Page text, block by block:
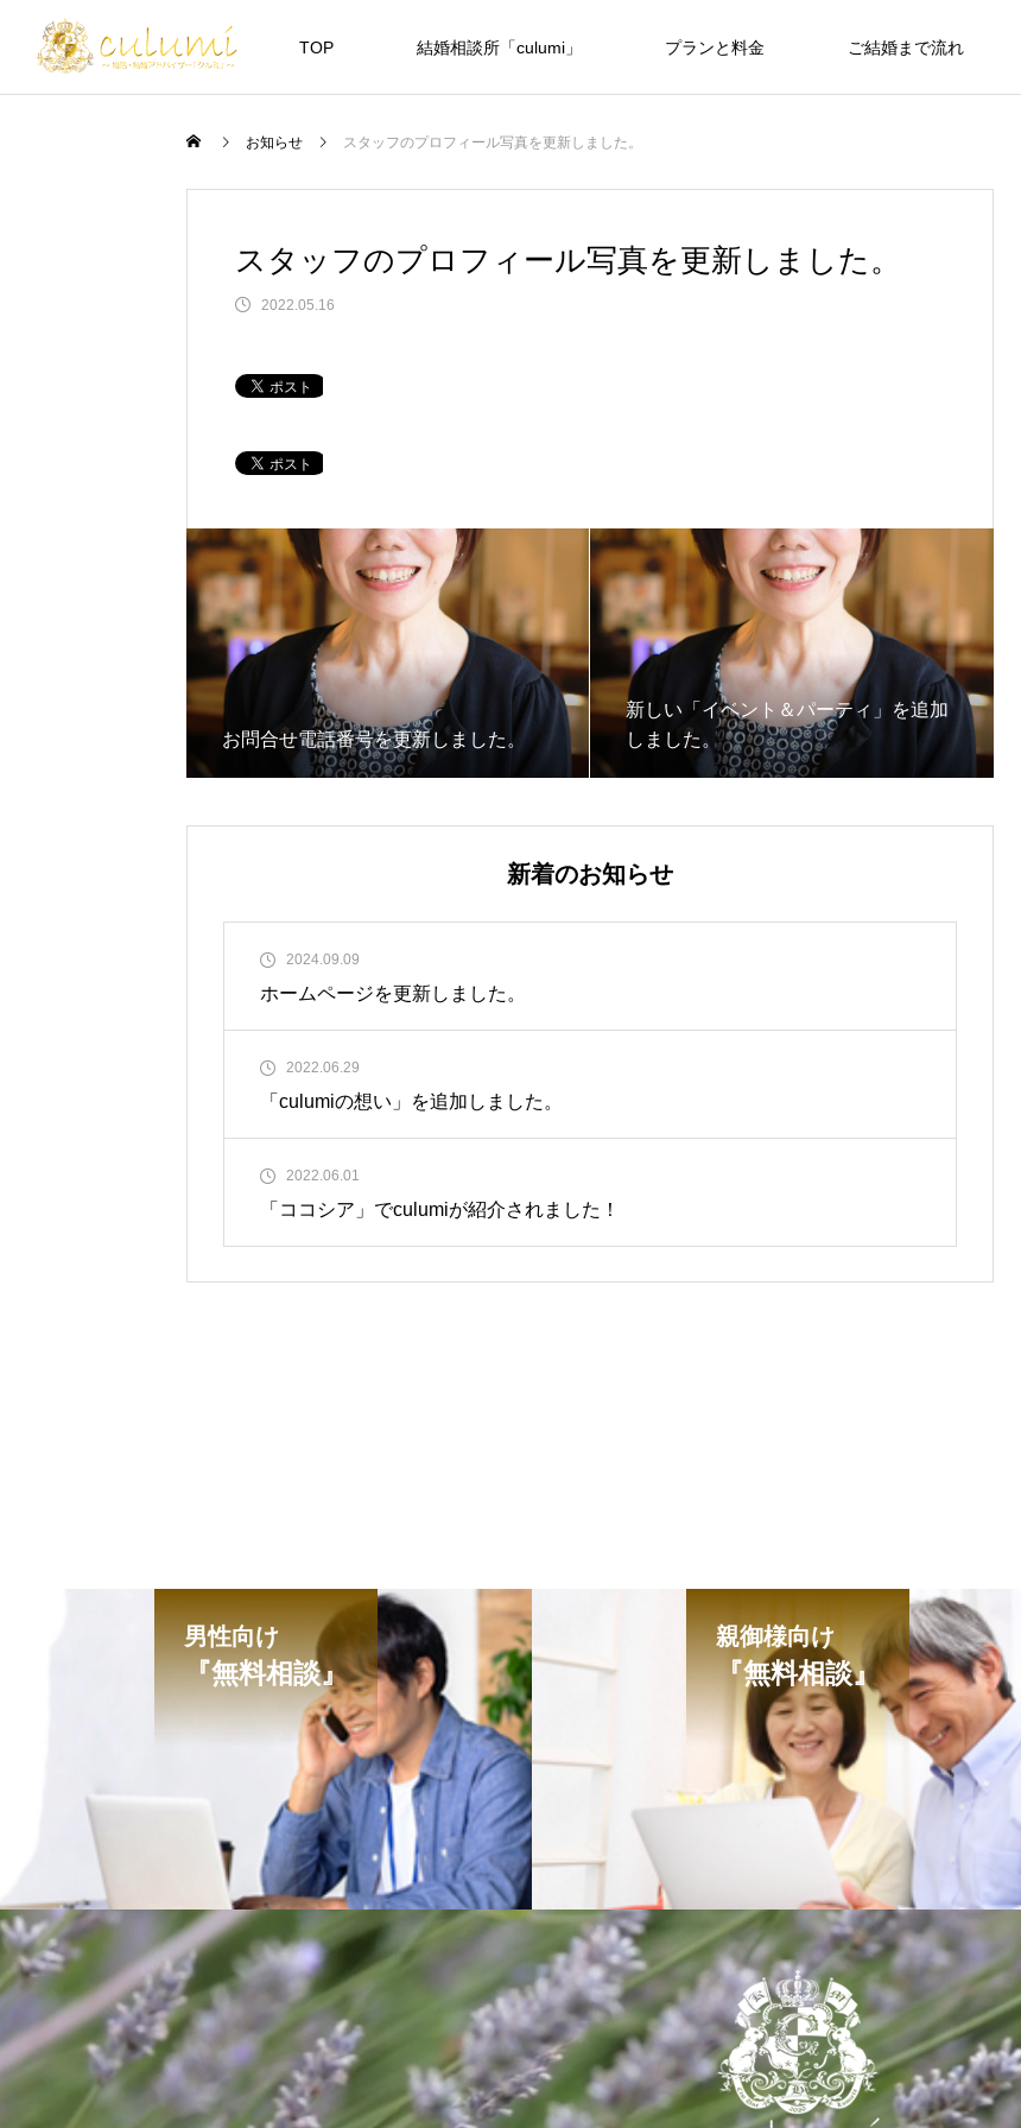
TOP 結婚相談所「culumi」 プランと料金 ご結婚まで流れ
お知らせ スタッフのプロフィール写真を更新しました。
スタッフのプロフィール写真を更新しました。
2022.05.16
お問合せ電話番号を更新しました。
新しい「イベント＆パーティ」を追加
しました。
新着のお知らせ
2024.09.09
ホームページを更新しました。
2022.06.29
「culumiの想い」を追加しました。
2022.06.01
「ココシア」でculumiが紹介されました！
男性向け
『無料相談』
親御様向け
『無料相談』